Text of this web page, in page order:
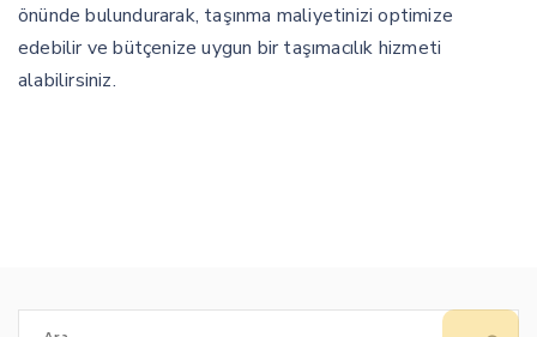
önünde bulundurarak, taşınma maliyetinizi optimize
edebilir ve bütçenize uygun bir taşımacılık hizmeti
alabilirsiniz.